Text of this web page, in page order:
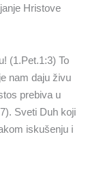
Hristove
(1.Pet.1:3) To
nam daju živu
prebiva u
Sveti Duh koji
iskušenju i